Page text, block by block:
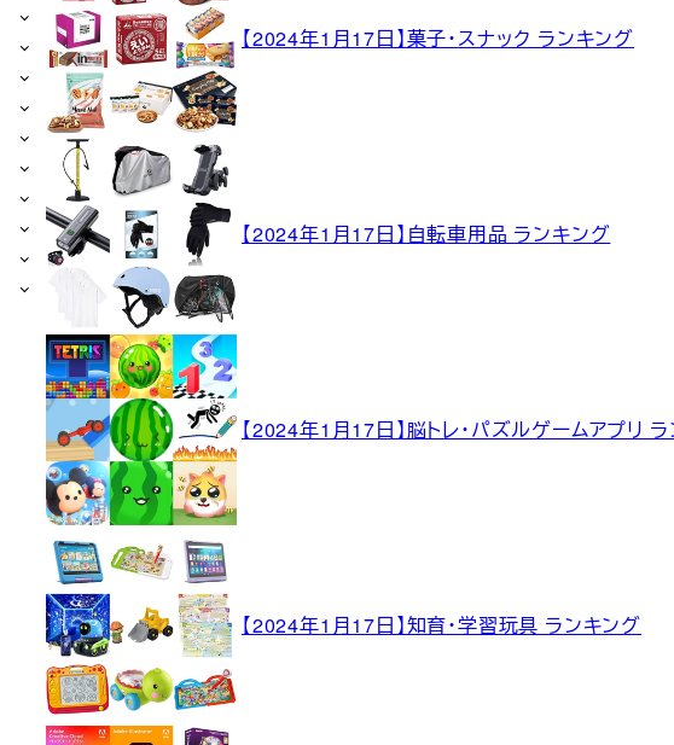
【2024年1月17日】菓子・スナック ランキング
【2024年1月17日】自転車用品 ランキング
【2024年1月17日】脳トレ・パズルゲームアプリ
【2024年1月17日】知育・学習玩具 ランキング